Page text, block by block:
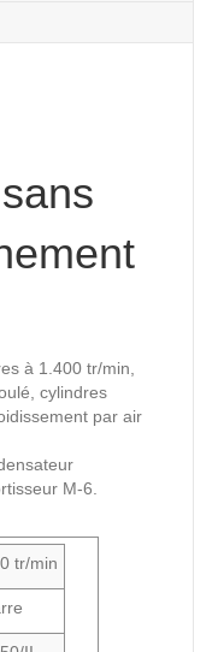
à 1.400 tr/min,
cylindres
par air
M-6.
tr/min